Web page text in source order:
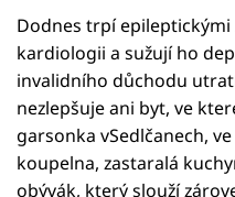
Dodnes trpí epileptickými
kardiologii a sužují ho
invalidního důchodu
nezlepšuje ani byt, ve
garsonka vSedlčanech,
koupelna, zastaralá
obývák, který slouží